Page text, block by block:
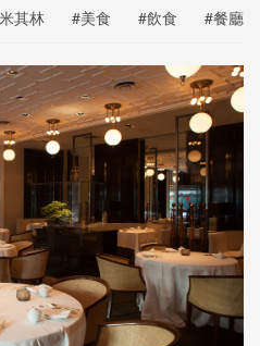
其林 #美食 #飲食 #餐廳